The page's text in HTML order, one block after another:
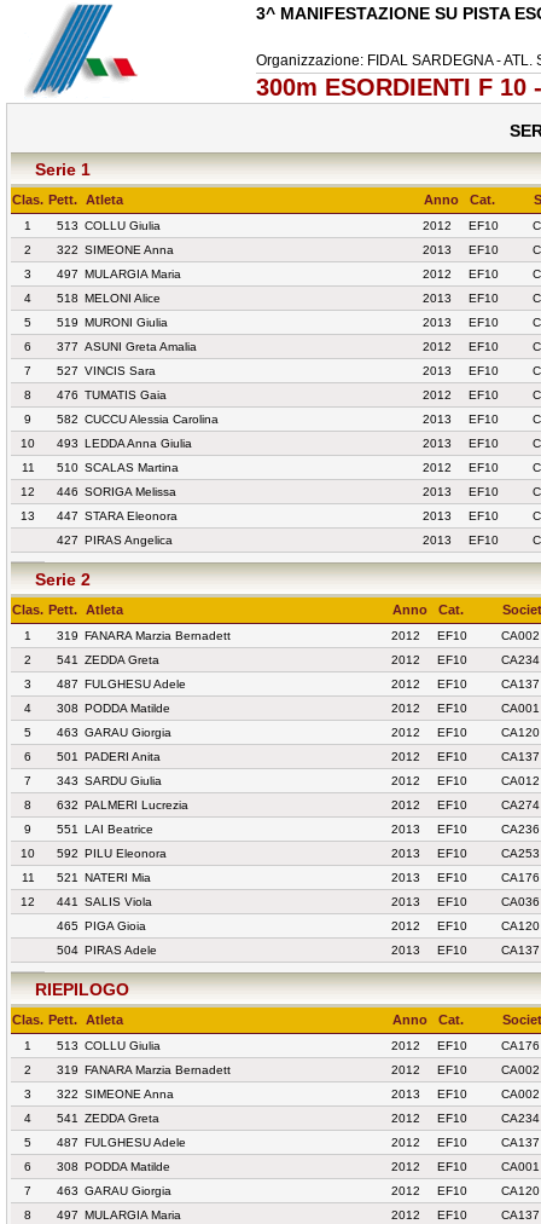
3^ MANIFESTAZIONE SU PISTA
Organizzazione: FIDAL SARDEGNA - ATL.
300m ESORDIENTI F 10
Serie 1
Clas. Pett. Atleta Anno Cat.
1 513 COLLU Giulia 2012 EF10
2
322 SIMEONE Anna 2013 EF10
3
497 MULARGIA Maria 2012 EF10
4
518 MELONI Alice 2013 EF10
5
519 MURONI Giulia 2013 EF10
6
377 ASUNI Greta Amalia 2012 EF10
7
527 VINCIS Sara 2013 EF10
8
476 TUMATIS Gaia 2012 EF10
9
582 CUCCU Alessia Carolina 2013 EF10
10
493 LEDDA Anna Giulia 2013 EF10
11
510 SCALAS Martina 2012 EF10
12
446 SORIGA Melissa 2013 EF10
13
447 STARA Eleonora 2013 EF10
427 PIRAS Angelica 2013 EF10
Serie 2
Clas. Pett. Atleta Anno Cat.
1 319 FANARA Marzia Bernadett 2012 EF10
2
541 ZEDDA Greta 2012 EF10
3
487 FULGHESU Adele 2012 EF10
4
308 PODDA Matilde 2012 EF10
5
463 GARAU Giorgia 2012 EF10
CA120
6
501 PADERI Anita 2012 EF10
7
343 SARDU Giulia 2012 EF10
CA012
8
632 PALMERI Lucrezia 2012 EF10
CA274
9
551 LAI Beatrice 2013 EF10
10
592 PILU Eleonora 2013 EF10
11
521 NATERI Mia 2013 EF10
CA176
12
441 SALIS Viola 2013 EF10
465 PIGA Gioia 2012 EF10
CA120
504 PIRAS Adele 2013 EF10
RIEPILOGO
Clas. Pett. Atleta Anno Cat.
1 513 COLLU Giulia 2012 EF10
CA176
2
319 FANARA Marzia Bernadett 2012 EF10
3
322 SIMEONE Anna 2013 EF10
4
541 ZEDDA Greta 2012 EF10
5
487 FULGHESU Adele 2012 EF10
6
308 PODDA Matilde 2012 EF10
7
463 GARAU Giorgia 2012 EF10
CA120
8
497 MULARGIA Maria 2012 EF10